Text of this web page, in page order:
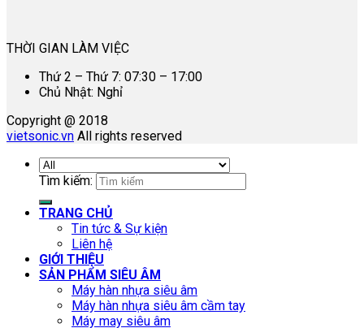
THỜI GIAN LÀM VIỆC
Thứ 2 – Thứ 7: 07:30 – 17:00
Chủ Nhật: Nghỉ
Copyright @ 2018
vietsonic.vn All rights reserved
Tìm kiếm:
TRANG CHỦ
Tin tức & Sự kiện
Liên hệ
GIỚI THIỆU
SẢN PHẨM SIÊU ÂM
Máy hàn nhựa siêu âm
Máy hàn nhựa siêu âm cầm tay
Máy may siêu âm